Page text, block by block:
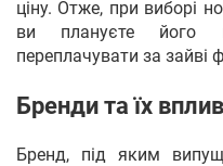
ціну. Отже, при виборі
ви плануєте його
переплачувати за зайві
Бренди та їх
Бренд, під яким